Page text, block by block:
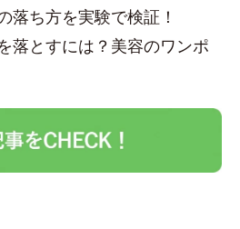
落ち方を実験で検証！
落とすには？美容のワンポ